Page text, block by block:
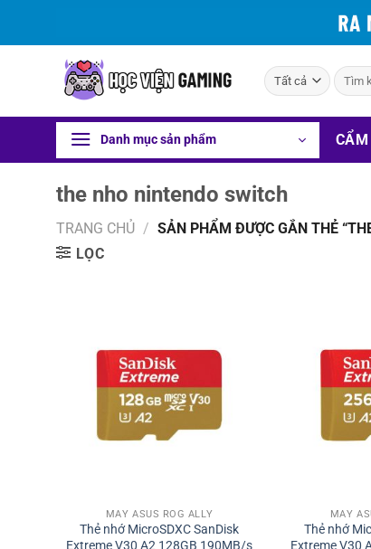
Tìm
kiếm:
Danh mục sản phẩm CẨM
the nho nintendo switch
TRANG CHỦ / SẢN PHẨM ĐƯỢC GẮN THẺ
LỌC
MÁY ASUS ROG ALLY
Thẻ nhớ MicroSDXC SanDisk
MÁY
Thẻ nhớ